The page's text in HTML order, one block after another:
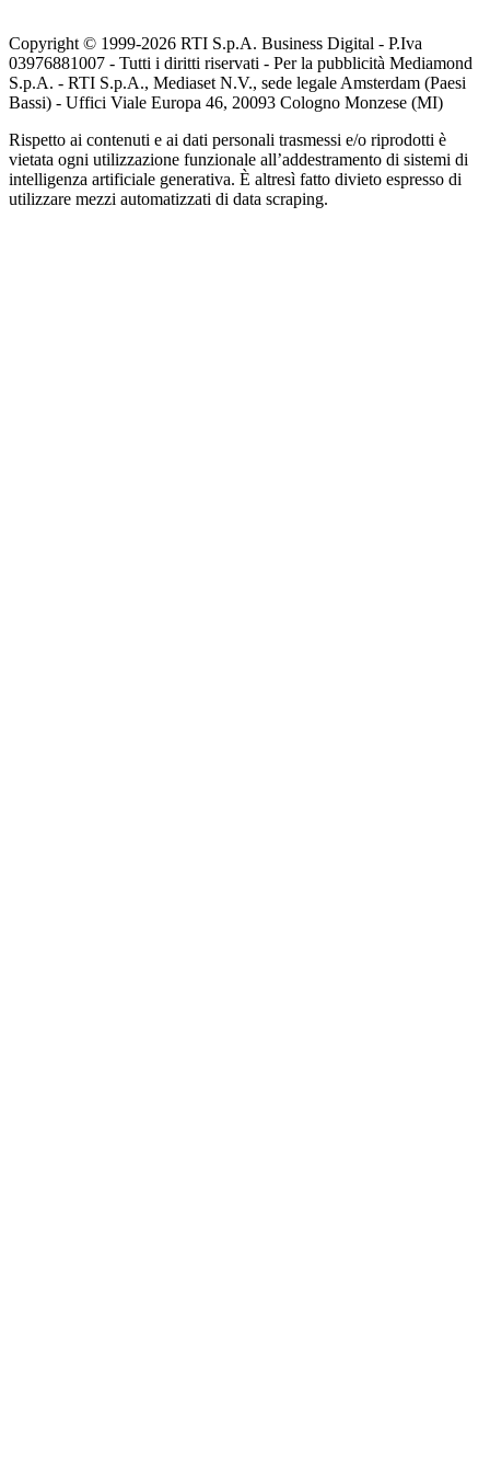
Copyright © 1999-2026 RTI S.p.A. Business Digital - P.Iva
03976881007 - Tutti i diritti riservati - Per la pubblicità Mediamond
S.p.A. - RTI S.p.A., Mediaset N.V., sede legale Amsterdam (Paesi
Bassi) - Uffici Viale Europa 46, 20093 Cologno Monzese (MI)
Rispetto ai contenuti e ai dati personali trasmessi e/o riprodotti è
vietata ogni utilizzazione funzionale all’addestramento di sistemi di
intelligenza artificiale generativa. È altresì fatto divieto espresso di
utilizzare mezzi automatizzati di data scraping.